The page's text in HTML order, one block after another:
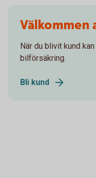
Välkommen
När du blivit kund
bilförsäkring.
Bli kund